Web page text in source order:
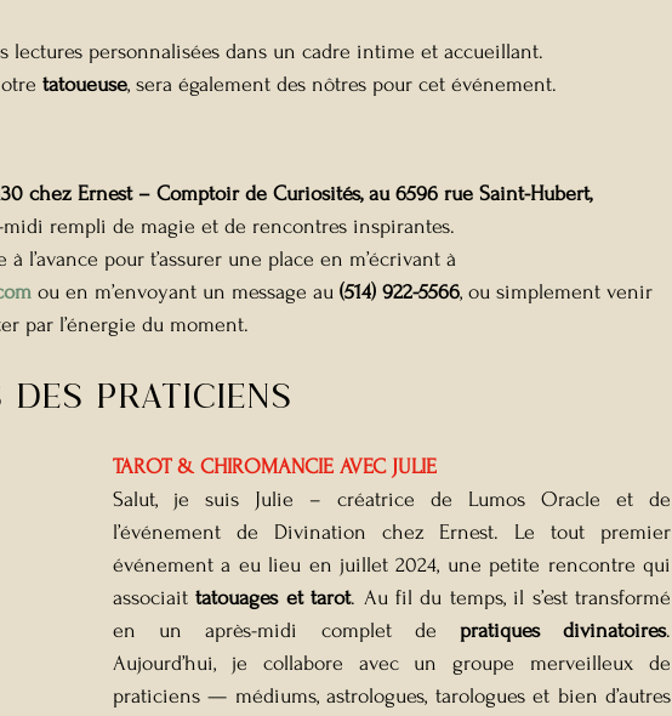
lectures personnalisées dans un cadre intime et accueillant.
tatoueuse, sera également des nôtres pour cet événement.
chez Ernest – Comptoir de Curiosités, au 6596 rue Saint-Hubert,
rempli de magie et de rencontres inspirantes.
l’avance pour t’assurer une place en m’écrivant à
ou en m’envoyant un message au (514) 922-5566, ou simplement venir
par l’énergie du moment.
DES PRATICIENS
TAROT & CHIROMANCIE AVEC JULIE
Salut, je suis Julie – créatrice de Lumos Oracle et de
l’événement de Divination chez Ernest. Le tout premier
événement a eu lieu en juillet 2024, une petite rencontre qui
associait tatouages et tarot. Au fil du temps, il s’est transformé
en un après-midi complet de pratiques divinatoires.
Aujourd’hui, je collabore avec un groupe merveilleux de
praticiens — médiums, astrologues, tarologues et bien d’autres